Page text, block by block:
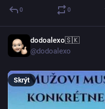
0 0
dodoalexo🇸🇰
@dodoalexo
Skrýt